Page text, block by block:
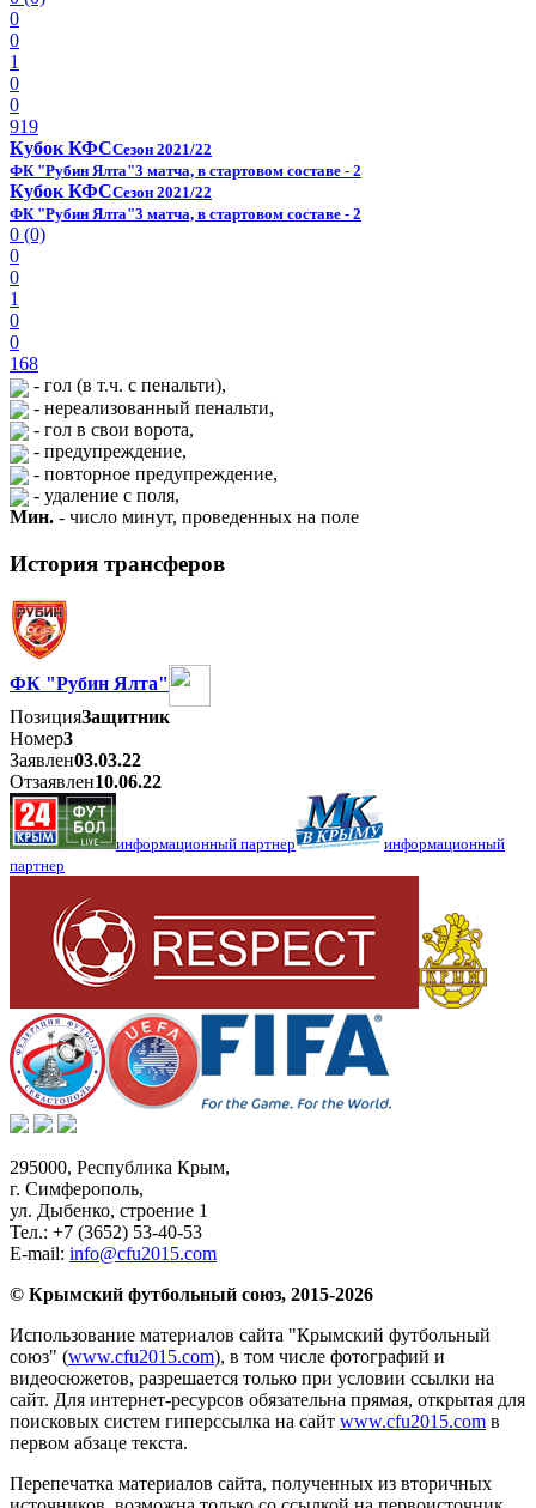
0
0
1
0
0
919
Кубок КФССезон 2021/22
ФК "Рубин Ялта"3 матча, в стартовом составе - 2
Кубок КФССезон 2021/22
ФК "Рубин Ялта"3 матча, в стартовом составе - 2
0 (0)
0
0
1
0
0
168
- гол (в т.ч. с пенальти),
- нереализованный пенальти,
- гол в свои ворота,
- предупреждение,
- повторное предупреждение,
- удаление с поля,
Мин. - число минут, проведенных на поле
История трансферов
ФК "Рубин Ялта"
ПозицияЗащитник
Номер3
Заявлен03.03.22
Отзаявлен10.06.22
информационный партнер
информационный
партнер
295000, Республика Крым,
г. Симферополь,
ул. Дыбенко, строение 1
Тел.: +7 (3652) 53-40-53
E-mail: info@cfu2015.com
© Крымский футбольный союз, 2015-2026
Использование материалов сайта "Крымский футбольный
союз" (www.cfu2015.com), в том числе фотографий и
видеосюжетов, разрешается только при условии ссылки на
сайт. Для интернет-ресурсов обязательна прямая, открытая для
поисковых систем гиперссылка на сайт www.cfu2015.com в
первом абзаце текста.
Перепечатка материалов сайта, полученных из вторичных